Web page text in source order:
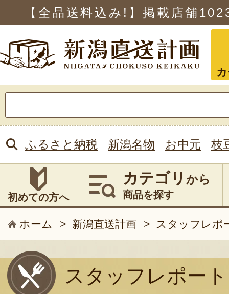
【全品送料込み!】掲載店舗
索:
ふるさと納税 新潟名物 お中元 枝
初めての方へ
カテゴリ から
商品を探す
ホーム > 新潟直送計画 > スタッフレポ
スタッフレポート